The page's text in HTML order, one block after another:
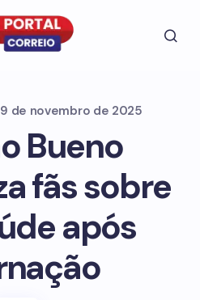
de novembro de 2025
Bueno
fãs sobre
após